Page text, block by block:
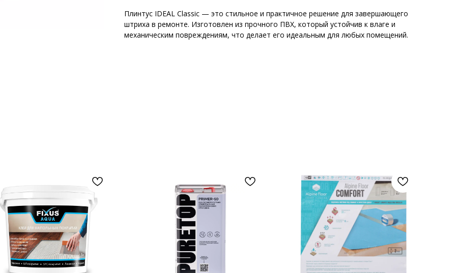
Плинтус IDEAL Classic — это стильное и практичное решение для завершающего
штриха в ремонте. Изготовлен из прочного ПВХ, который устойчив к влаге и
механическим повреждениям, что делает его идеальным для любых помещений.